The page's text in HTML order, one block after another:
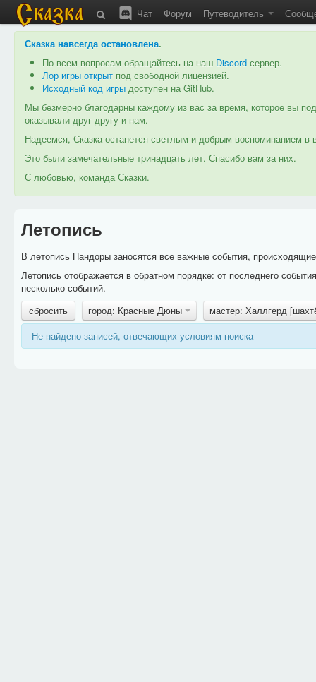
Чат Форум Путеводитель
Сказка навсегда остановлена.
По всем вопросам обращайтесь на наш Discord сервер.
Лор игры открыт под свободной лицензией.
Исходный код игры доступен на GitHub.
Мы безмерно благодарны каждому из вас за время, которое вы
оказывали друг другу и нам.
Надеемся, Сказка останется светлым и добрым воспоминанием
Это были замечательные тринадцать лет. Спасибо вам за них.
С любовью, команда Сказки.
Летопись
В летопись Пандоры заносятся все важные события,
Летопись отображается в обратном порядке: от последнего
несколько событий.
сбросить
город: Красные Дюны
мастер: Халлгерд
Не найдено записей, отвечающих условиям поиска